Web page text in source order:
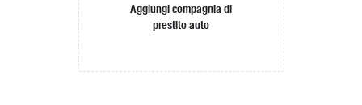
Aggiungi compagnia di
prestito auto